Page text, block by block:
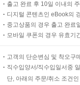
출고 완료 후 10일 이내의
디지털 콘텐츠인 eBook의
중고상품의 경우 출고 완료
모바일 쿠폰의 경우 유효기
고객의 단순변심 및 착오구
직수입양서/직수입일서중
단, 아래의 주문/취소 조건